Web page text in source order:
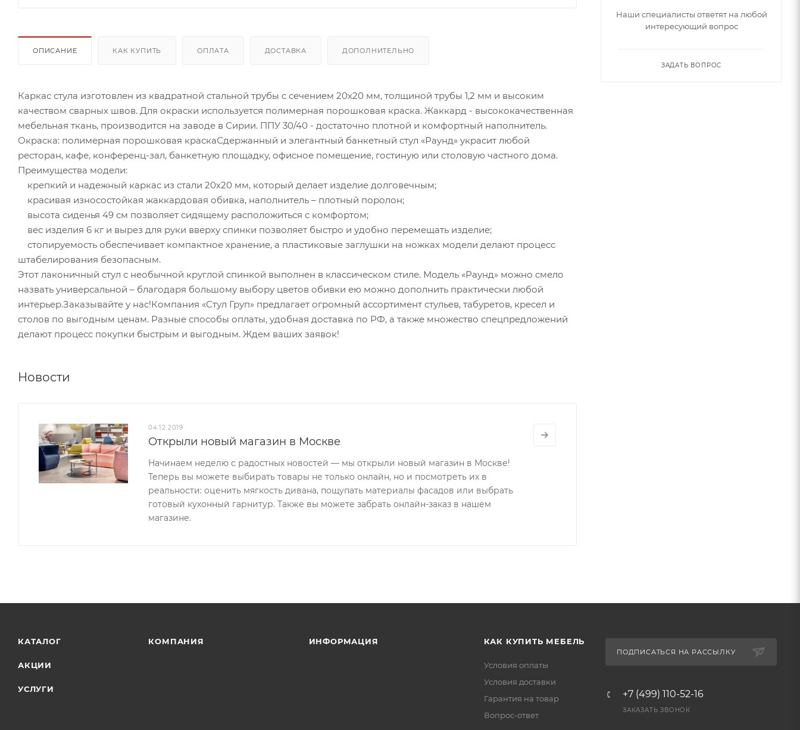
ОПИСАНИЕ КАК КУПИТЬ ОПЛАТА ДОСТАВКА ДОПОЛНИТЕЛЬНО
Каркас стула изготовлен из квадратной стальной трубы с сечением 20х20 мм, толщиной трубы 1,2 мм и высоким
качеством сварных швов. Для окраски используется полимерная порошковая краска. Жаккард - высококачественная
мебельная ткань, производится на заводе в Сирии. ППУ 30/40 - достаточно плотной и комфортный наполнитель.
Окраска: полимерная порошковая краскаСдержанный и элегантный банкетный стул «Раунд» украсит любой
ресторан, кафе, конференц-зал, банкетную площадку, офисное помещение, гостиную или столовую частного дома.
Преимущества модели:
крепкий и надежный каркас из стали 20х20 мм, который делает изделие долговечным;
красивая износостойкая жаккардовая обивка, наполнитель – плотный поролон;
высота сиденья 49 см позволяет сидящему расположиться с комфортом;
вес изделия 6 кг и вырез для руки вверху спинки позволяет быстро и удобно перемещать изделие;
стопируемость обеспечивает компактное хранение, а пластиковые заглушки на ножках модели делают процесс
штабелирования безопасным.
Этот лаконичный стул с необычной круглой спинкой выполнен в классическом стиле. Модель «Раунд» можно смело
назвать универсальной – благодаря большому выбору цветов обивки ею можно дополнить практически любой
интерьер.Заказывайте у нас!Компания «Стул Груп» предлагает огромный ассортимент стульев, табуретов, кресел и
столов по выгодным ценам. Разные способы оплаты, удобная доставка по РФ, а также множество спецпредложений
делают процесс покупки быстрым и выгодным. Ждем ваших заявок!
Новости
04.12.2019
Открыли новый магазин в Москве
Начинаем неделю с радостных новостей — мы открыли новый магазин в Москве!
Теперь вы можете выбирать товары не только онлайн, но и посмотреть их в
реальности: оценить мягкость дивана, пощупать материалы фасадов или выбрать
готовый кухонный гарнитур. Также вы можете забрать онлайн-заказ в нашем
магазине.
Наши специалисты ответят на любой
интересующий вопрос
ЗАДАТЬ ВОПРОС
КАТАЛОГ
АКЦИИ
УСЛУГИ
КОМПАНИЯ ИНФОРМАЦИЯ КАК КУПИТЬ МЕБЕЛЬ
Условия оплаты
Условия доставки
Гарантия на товар
Вопрос-ответ
ПОДПИСАТЬСЯ НА РАССЫЛКУ
+7 (499) 110-52-16
ЗАКАЗАТЬ ЗВОНОК